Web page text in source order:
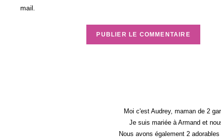
mail.
Moi c'est Audrey, maman de 2
Je suis mariée à Armand et
Nous avons également 2